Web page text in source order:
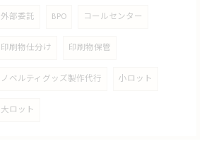
外部委託 BPO コールセンター
印刷物仕分け 印刷物保管
ノベルティグッズ製作代行 小ロット
大ロット